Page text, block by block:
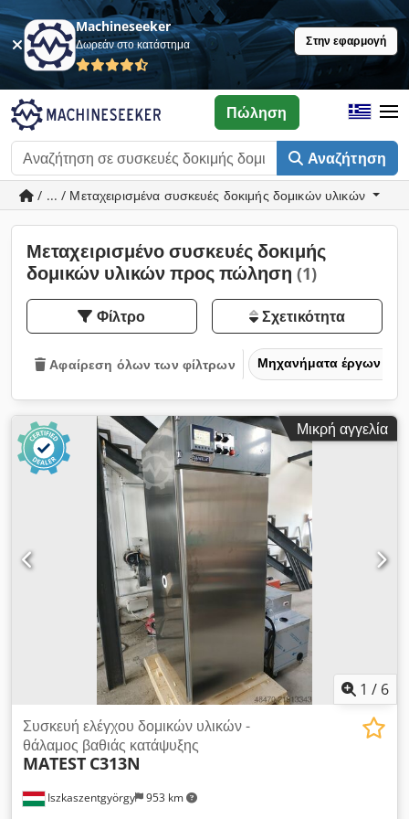
Machineseeker
Δωρεάν στο κατάστημα Στην εφαρμογή
Αναζήτηση
Πώληση
/ ... / Μεταχειρισμένα συσκευές δοκιμής δομικών υλικών
Μεταχειρισμένο συσκευές δοκιμής
δομικών υλικών προς πώληση (1)
Φίλτρο Σχετικότητα
Αφαίρεση όλων των φίλτρων Μηχανήματα έργων
Μικρή αγγελία
1 / 6
Iszkaszentgyörgy 953 km
Συσκευή ελέγχου δομικών υλικών -
θάλαμος βαθιάς κατάψυξης
MATEST C313N